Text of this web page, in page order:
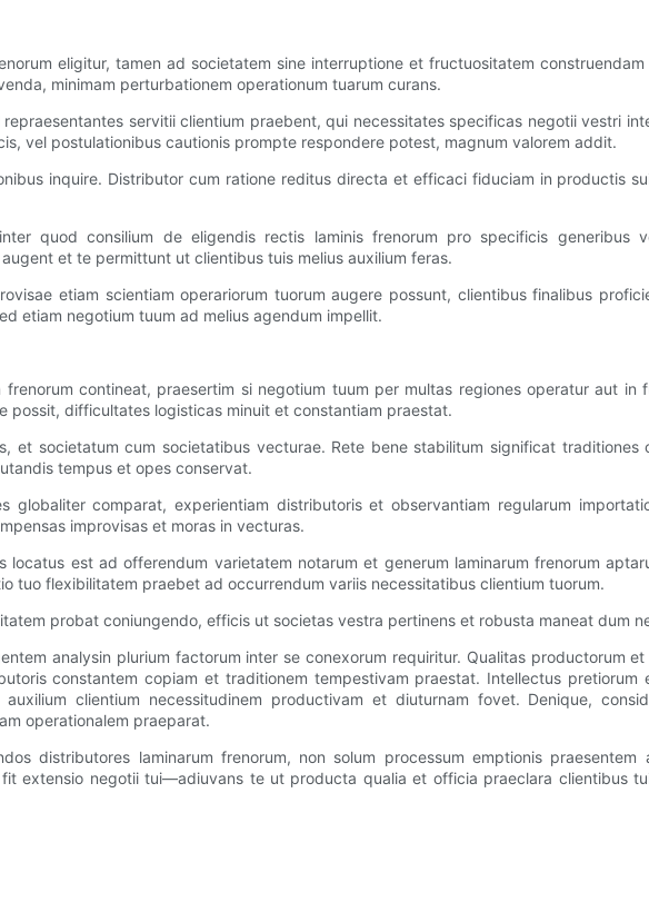
eligitur, tamen ad societatem sine interruptione et fructuositatem
minimam perturbationem operationum tuarum curans.
servitii clientium praebent, qui necessitates specificas negotii vestri
vel postulationibus cautionis prompte respondere potest, magnum valorem addit.
inquire. Distributor cum ratione reditus directa et efficaci fiduciam in productis
quod consilium de eligendis rectis laminis frenorum pro specificis generibus
et te permittunt ut clientibus tuis melius auxilium feras.
etiam scientiam operariorum tuorum augere possunt, clientibus finalibus
etiam negotium tuum ad melius agendum impellit.
contineat, praesertim si negotium tuum per multas regiones operatur aut in
possit, difficultates logisticas minuit et constantiam praestat.
et societatum cum societatibus vecturae. Rete bene stabilitum significat
tempus et opes conservat.
globaliter comparat, experientiam distributoris et observantiam regularum
improvisas et moras in vecturas.
est ad offerendum varietatem notarum et generum laminarum frenorum
tuo flexibilitatem praebet ad occurrendum variis necessitatibus clientium tuorum.
probat coniungendo, efficis ut societas vestra pertinens et robusta maneat dum
analysin plurium factorum inter se conexorum requiritur. Qualitas productorum
constantem copiam et traditionem tempestivam praestat. Intellectus pretiorum
clientium necessitudinem productivam et diuturnam fovet. Denique,
operationalem praeparat.
distributores laminarum frenorum, non solum processum emptionis
extensio negotii tui—adiuvans te ut producta qualia et officia praeclara clientibus